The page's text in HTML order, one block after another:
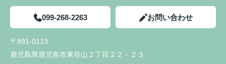
099-268-2263 お問い合わせ
〒891-0113
鹿児島県鹿児島市東谷山２丁目２２－２３